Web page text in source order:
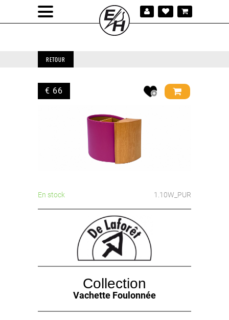
RETOUR
€ 66
En stock 1.10W_PUR
Collection
Vachette Foulonnée